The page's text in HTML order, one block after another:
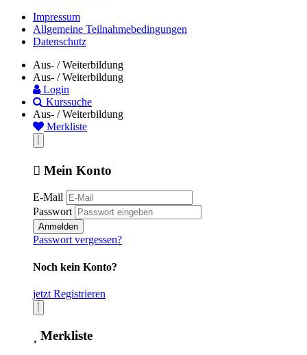
Impressum
Allgemeine Teilnahmebedingungen
Datenschutz
Aus- / Weiterbildung
Aus- / Weiterbildung
Login
Kurssuche
Aus- / Weiterbildung
Merkliste
Mein Konto
E-Mail
Passwort
Anmelden
Passwort vergessen?
Noch kein Konto?
jetzt Registrieren
Merkliste